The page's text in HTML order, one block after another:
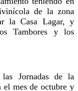
de la zona
la Casa Lagar, y
Tambores y los
Jornadas de la
el mes de octubre y